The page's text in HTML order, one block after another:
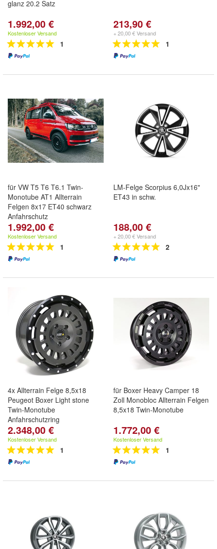
glanz 20.2 Satz
1.992,00 €
Kostenloser Versand
1
213,90 €
+ 20,00 € Versand
1
für VW T5 T6 T6.1 Twin-
Monotube AT1 Allterrain
Felgen 8x17 ET40 schwarz
Anfahrschutz
1.992,00 €
Kostenloser Versand
1
LM-Felge Scorpius 6,0Jx16"
ET43 in schw.
188,00 €
+ 20,00 € Versand
2
4x Allterrain Felge 8,5x18
Peugeot Boxer Light stone
Twin-Monotube
Anfahrschutzring
2.348,00 €
Kostenloser Versand
1
für Boxer Heavy Camper 18
Zoll Monobloc Allterrain Felgen
8,5x18 Twin-Monotube
1.772,00 €
Kostenloser Versand
1